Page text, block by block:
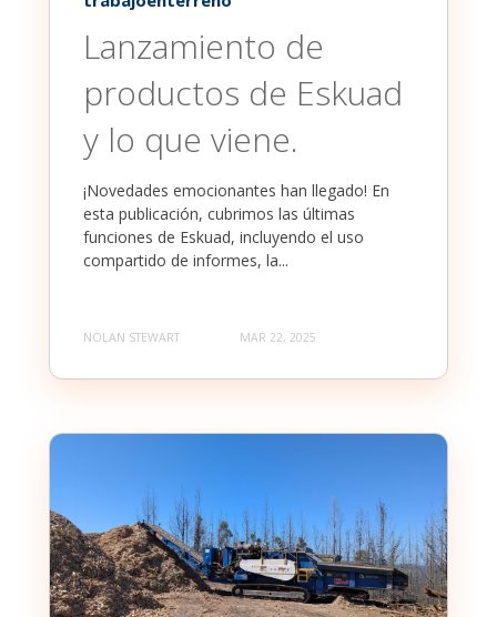
Lanzamiento de
productos de Eskuad
y lo que viene.
¡Novedades emocionantes han llegado! En
esta publicación, cubrimos las últimas
funciones de Eskuad, incluyendo el uso
compartido de informes, la...
NOLAN STEWART MAR 22, 2025